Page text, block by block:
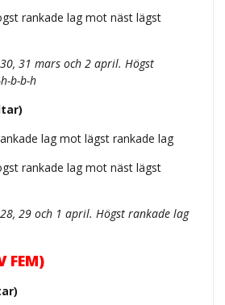
rankade lag mot näst lägst
31 mars och 2 april. Högst
b-b-h
lag mot lägst rankade lag
rankade lag mot näst lägst
29 och 1 april. Högst rankade lag
FEM)